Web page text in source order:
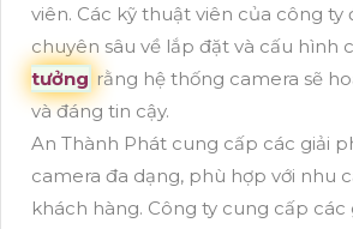
viên. Các kỹ thuật viên của công ty
chuyên sâu về lắp đặt và cấu hình
tưởng rằng hệ thống camera sẽ
và đáng tin cậy.
An Thành Phát cung cấp các giải
camera đa dạng, phù hợp với nhu
khách hàng. Công ty cung cấp